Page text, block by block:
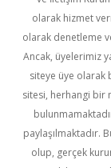
olarak hizmet
olarak denetleme
Ancak, üyelerimiz
siteye üye olarak
sitesi, herhangi bir
paylaşılmaktadır.
olup, gerçek